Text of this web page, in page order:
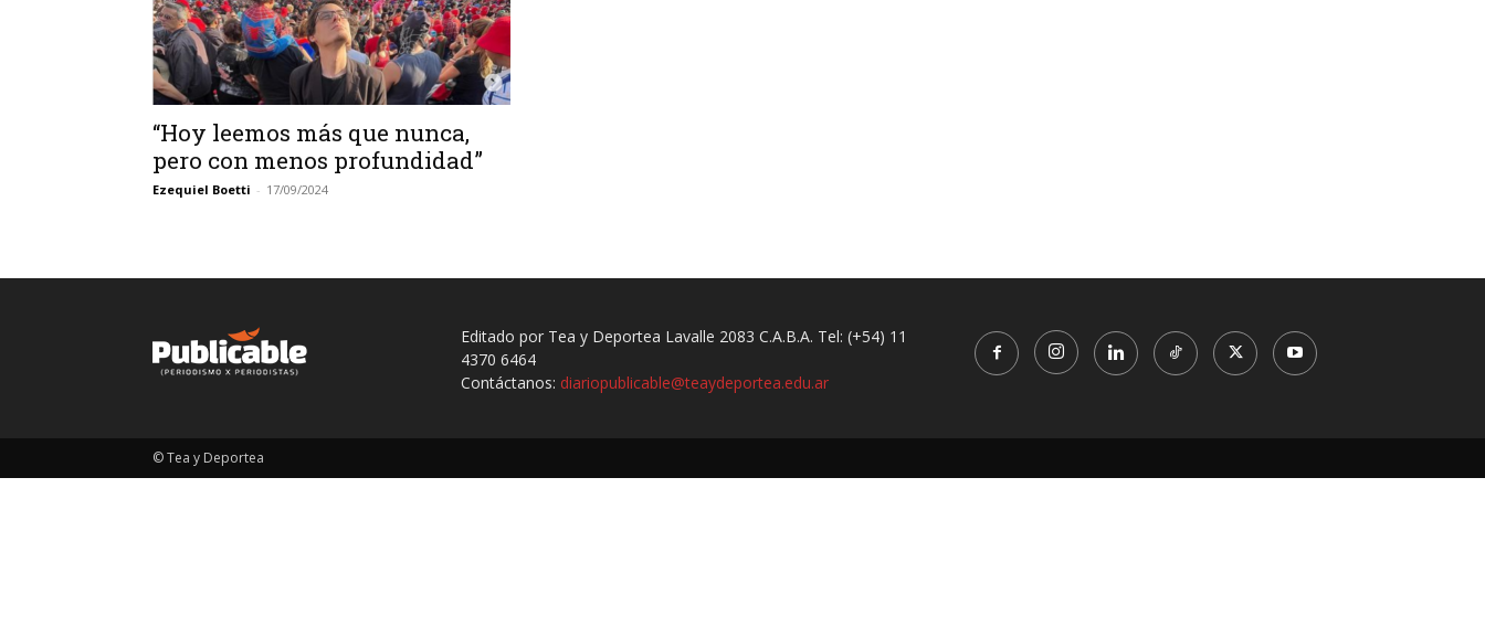
“Hoy leemos más que nunca,
pero con menos profundidad”
Ezequiel Boetti - 17/09/2024
Editado por Tea y Deportea Lavalle 2083 C.A.B.A. Tel: (+54) 11
4370 6464
Contáctanos: diariopublicable@teaydeportea.edu.ar
© Tea y Deportea